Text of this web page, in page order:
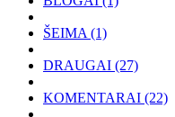
ŠEIMA (1)
DRAUGAI (27)
KOMENTARAI (22)